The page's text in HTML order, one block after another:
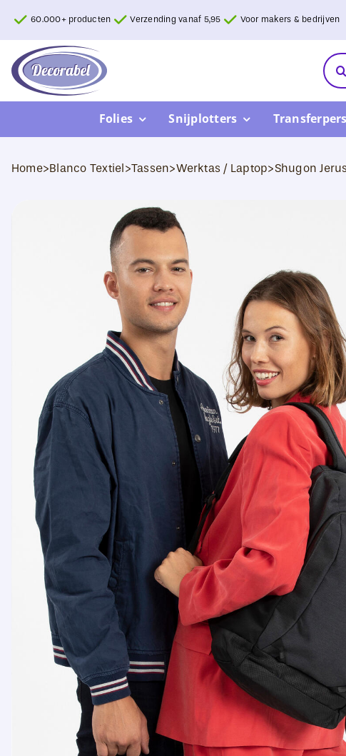
inhoud
60.000+ producten Verzending vanaf 5,95 Voor makers & bedrijven
Folies Snijplotters
Home>Blanco Textiel>Tassen>Werktas / Laptop>Shugon